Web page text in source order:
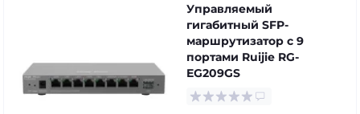
Управляемый
гигабитный SFP-
маршрутизатор с 9
портами Ruijie RG-
EG209GS